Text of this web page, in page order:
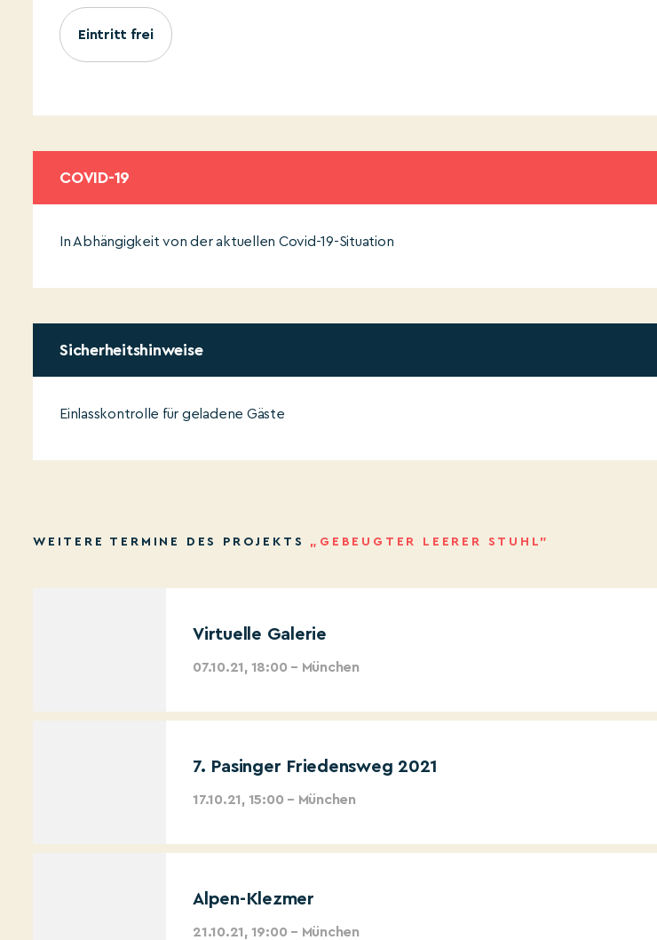
Eintritt frei
COVID-19
In Abhängigkeit von der aktuellen Covid-19-Situation
Sicherheitshinweise
Einlasskontrolle für geladene Gäste
WEITERE TERMINE DES PROJEKTS „GEBEUGTER LEERER STUHL”
Virtuelle Galerie
07.10.21, 18:00 – München
7. Pasinger Friedensweg 2021
17.10.21, 15:00 – München
Alpen-Klezmer
21.10.21, 19:00 – München